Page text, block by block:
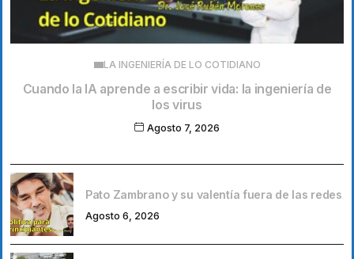
LA INGENIERÍA DE LO COTIDIANO
Cuando la IA aprende a escribir vida: la ingeniería de
los virus
Agosto 7, 2026
Pato Zambrano y su valentía fuera de las redes
Agosto 6, 2026